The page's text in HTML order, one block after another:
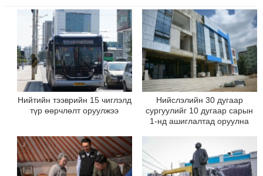
Нийтийн тээврийн 15 чиглэлд
түр өөрчлөлт оруулжээ
Нийслэлийн 30 дугаар
сургуулийг 10 дугаар сарын
1-нд ашиглалтад оруулна